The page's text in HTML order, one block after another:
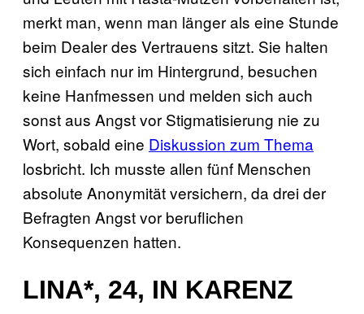
merkt man, wenn man länger als eine Stunde
beim Dealer des Vertrauens sitzt. Sie halten
sich einfach nur im Hintergrund, besuchen
keine Hanfmessen und melden sich auch
sonst aus Angst vor Stigmatisierung nie zu
Wort, sobald eine Diskussion zum Thema
losbricht. Ich musste allen fünf Menschen
absolute Anonymität versichern, da drei der
Befragten Angst vor beruflichen
Konsequenzen hatten.
LINA*, 24, IN KARENZ